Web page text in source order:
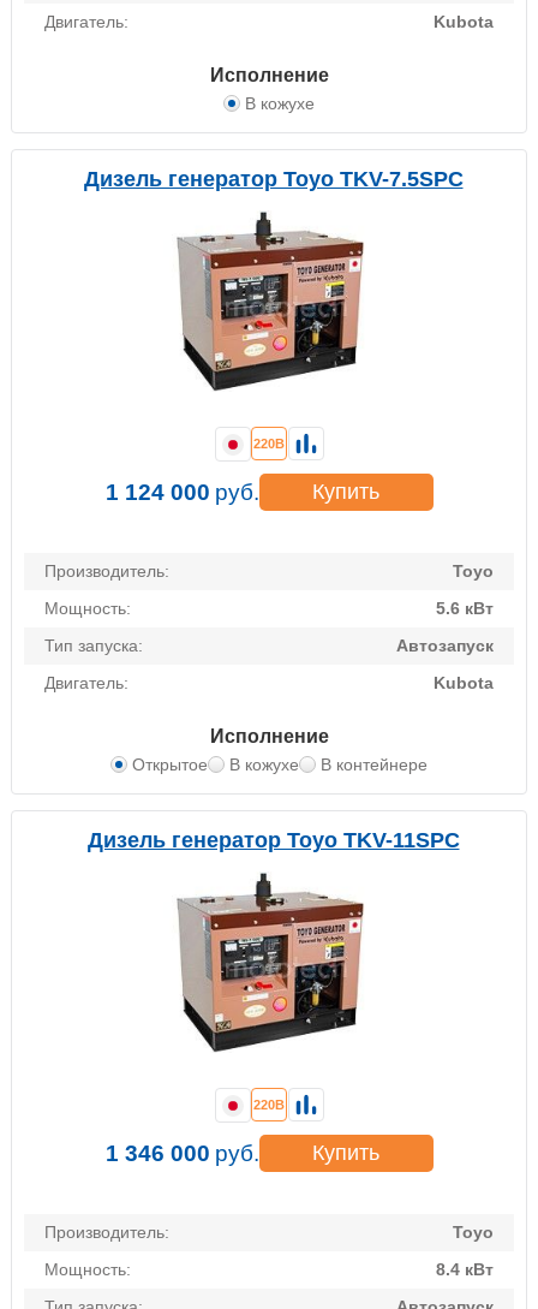
Двигатель:
Kubota
Исполнение
В кожухе
Дизель генератор Toyo TKV-7.5SPC
Производитель:
Toyo
Мощность:
5.6 кВт
Тип запуска:
Автозапуск
Двигатель:
Kubota
Исполнение
Открытое В кожухе В контейнере
220В
1 124 000 руб. Купить
Дизель генератор Toyo TKV-11SPC
Производитель:
Toyo
Мощность:
8.4 кВт
220В
1 346 000 руб. Купить